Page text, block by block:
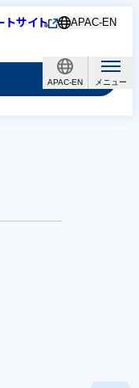
APAC-EN
トサイト APAC-EN